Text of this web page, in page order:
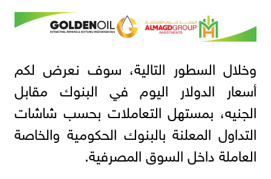
وخلال السطور التالية، سوف نعرض لكم
أسعار الدولار اليوم في البنوك مقابل
الجنيه، بمستهل التعاملات بحسب شاشات
التداول المعلنة بالبنوك الحكومية والخاصة
العاملة داخل السوق المصرفية.